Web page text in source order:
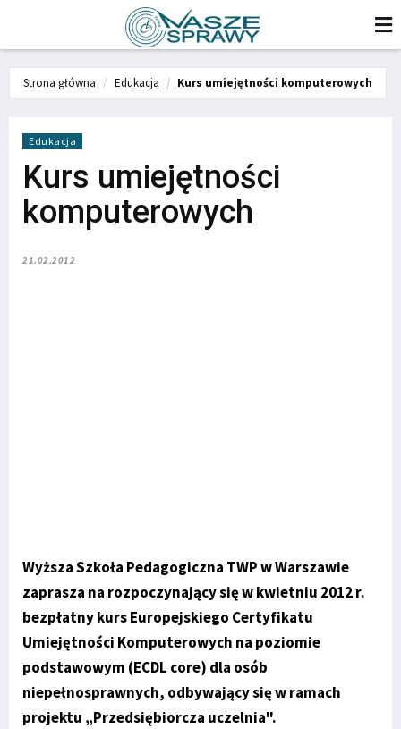
Strona główna Edukacja Kurs umiejętności komputerowych
Edukacja
Kurs umiejętności
komputerowych
21.02.2012
Wyższa Szkoła Pedagogiczna TWP w Warszawie
zaprasza na rozpoczynający się w kwietniu 2012 r.
bezpłatny kurs Europejskiego Certyfikatu
Umiejętności Komputerowych na poziomie
podstawowym (ECDL core) dla osób
niepełnosprawnych, odbywający się w ramach
projektu „Przedsiębiorcza uczelnia".